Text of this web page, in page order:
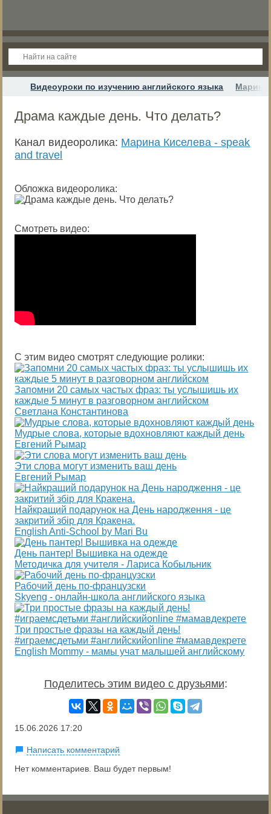
Видеоуроки по изучению английского языка Марина
Драма каждые день. Что делать?
Канал видеоролика: Марина Киселева - speak
and travel
Обложка видеоролика:
Смотреть видео:
С этим видео смотрят следующие ролики:
Запомни 20 самых частых фраз: ты услышишь их
каждые 5 минут в разговорном английском
Светлана Константинова
Мудрые слова, которые вдохновляют каждый день
Евгений Рымар
Эти слова могут изменить ваш день
Евгений Рымар
Найкращий подарунок на День народження - це
закритий збір для Кракена.
English Anti-School by Mari Bu
День пантер! Вышивка на одежде
Методичка для учителя - Лариса Кобыльник
Рабочий день по-французски
Skyeng - онлайн-школа английского языка
Три простые фразы на каждый день!
#играемсдетьми #английскийonline #мамавдекрете
English Mommy - мамы учат малышей английскому
Поделитесь этим видео с друзьями:
15.06.2026 17:20
Написать комментарий
Нет комментариев. Ваш будет первым!